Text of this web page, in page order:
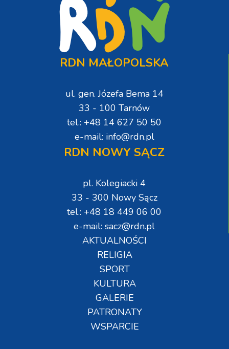
RDN MAŁOPOLSKA
ul. gen. Józefa Bema 14
33 - 100 Tarnów
tel.: +48 14 627 50 50
e-mail: info@rdn.pl
RDN NOWY SĄCZ
pl. Kolegiacki 4
33 - 300 Nowy Sącz
tel.: +48 18 449 06 00
e-mail: sacz@rdn.pl
AKTUALNOŚCI
RELIGIA
SPORT
KULTURA
GALERIE
PATRONATY
WSPARCIE